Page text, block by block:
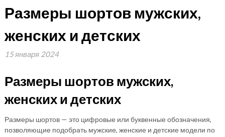
Размеры шортов мужских,
женских и детских
15 января 2024
Размеры шортов мужских,
женских и детских
Размеры шортов — это цифровые или буквенные обозначения,
позволяющие подобрать мужские, женские и детские модели по